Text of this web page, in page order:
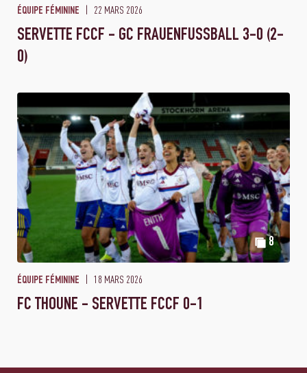
ÉQUIPE FÉMININE 22 MARS 2026
SERVETTE FCCF - GC FRAUENFUSSBALL 3-0 (2-
0)
8
ÉQUIPE FÉMININE 18 MARS 2026
FC THOUNE - SERVETTE FCCF 0-1